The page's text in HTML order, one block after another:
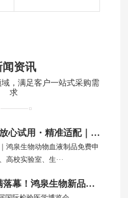
闻资讯
，满足客户一站式采购需
求
免费申领开启！放心试用・精准适配｜鸿泉生物动物血制品
鸿泉生物动物血液制品免费申
高校实验室、生···
杭州CACLP圆满落幕！鸿泉生物新品引全球瞩目